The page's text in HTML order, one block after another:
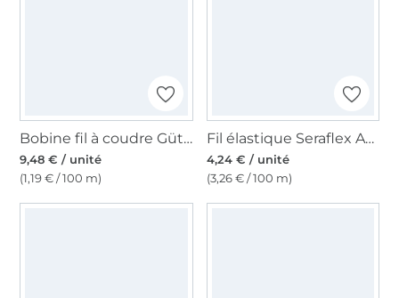
Bobine fil à coudre Gütermann 800m coton C NE 50, (5709) blanc
9,48 € / unité
(1,19 € / 100 m)
Fil élastique Seraflex Amann Mettler 120, noir
4,24 € / unité
(3,26 € / 100 m)